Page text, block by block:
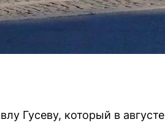
Гусеву, который в августе